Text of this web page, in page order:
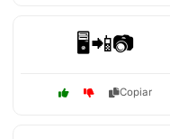
🖥️📲📷
Copiar